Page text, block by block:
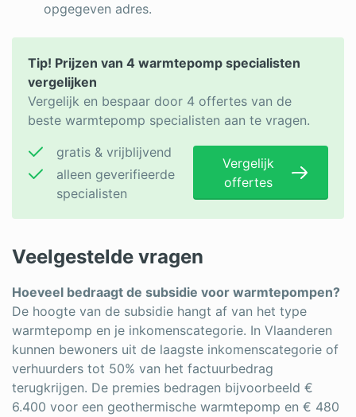
opgegeven adres.
Tip! Prijzen van 4 warmtepomp specialisten
vergelijken
Vergelijk en bespaar door 4 offertes van de
beste warmtepomp specialisten aan te vragen.
gratis & vrijblijvend
alleen geverifieerde
specialisten
Vergelijk
offertes
Veelgestelde vragen
Hoeveel bedraagt de subsidie voor warmtepompen?
De hoogte van de subsidie hangt af van het type
warmtepomp en je inkomenscategorie. In Vlaanderen
kunnen bewoners uit de laagste inkomenscategorie of
verhuurders tot 50% van het factuurbedrag
terugkrijgen. De premies bedragen bijvoorbeeld €
6.400 voor een geothermische warmtepomp en € 480